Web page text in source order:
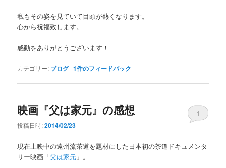
私もその姿を見ていて目頭が熱くなります。
心から祝福致します。
感動をありがとうございます！
カテゴリー: ブログ |1件のフィードバック
映画『父は家元』の感想
投稿日時:2014/02/23
1
現在上映中の遠州流茶道を題材にした日本初の茶道ドキュメンタ
リー映画「父は家元 」。